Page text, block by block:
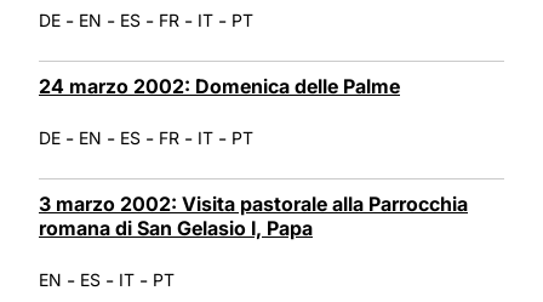
DE - EN - ES - FR - IT - PT
24 marzo 2002: Domenica delle Palme
DE - EN - ES - FR - IT - PT
3 marzo 2002: Visita pastorale alla Parrocchia
romana di San Gelasio I, Papa
EN - ES - IT - PT